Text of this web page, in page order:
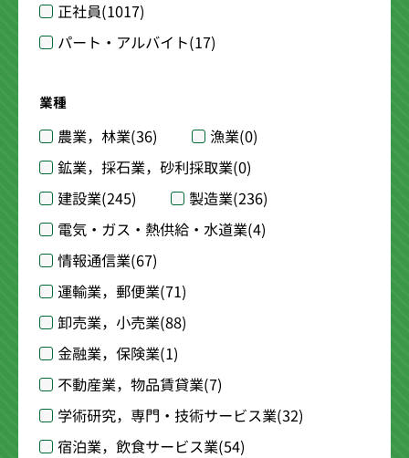
正社員(1017)
パート・アルバイト(17)
業種
農業，林業(36) 漁業(0)
鉱業，採石業，砂利採取業(0)
建設業(245) 製造業(236)
電気・ガス・熱供給・水道業(4)
情報通信業(67)
運輸業，郵便業(71)
卸売業，小売業(88)
金融業，保険業(1)
不動産業，物品賃貸業(7)
学術研究，専門・技術サービス業(32)
宿泊業，飲食サービス業(54)